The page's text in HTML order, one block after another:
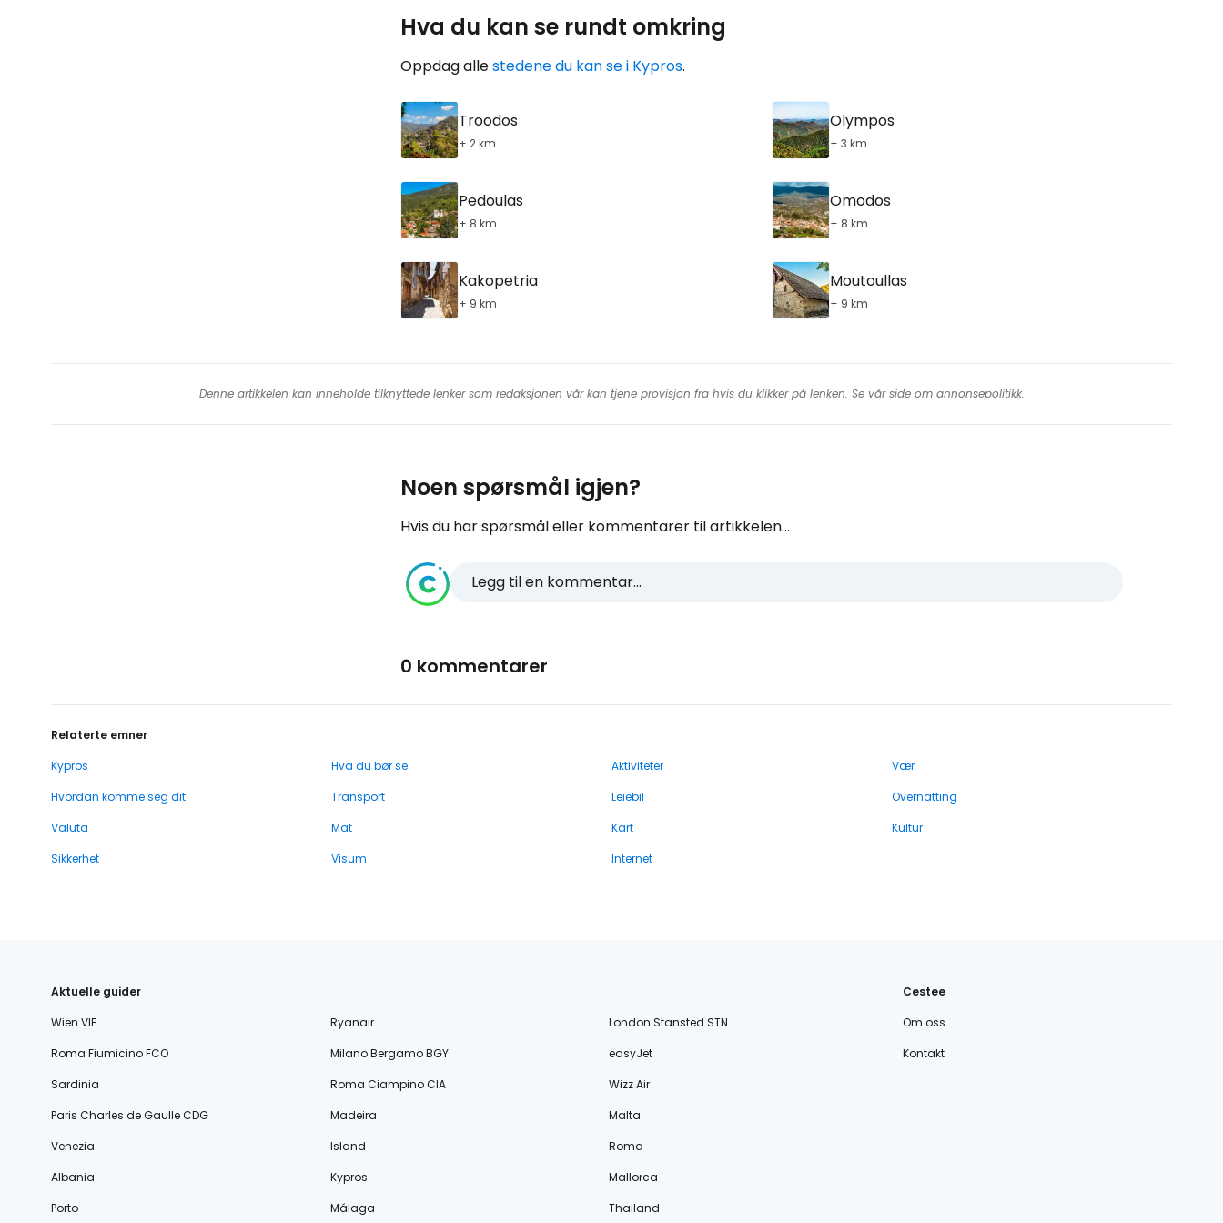
Hva du kan se rundt omkring
Oppdag allestedene du kan se i Kypros.
Troodos
+ 2 km
Olympos
+ 3 km
Pedoulas
+ 8 km
Omodos
+ 8 km
Kakopetria
+ 9 km
Moutoullas
+ 9 km
Denne artikkelen kan inneholde tilknyttede lenker som redaksjonen vår kan tjene provisjon fra hvis du klikker på lenken. Se vår side om annonsepolitikk.
Noen spørsmål igjen?
Hvis du har spørsmål eller kommentarer til artikkelen...
Legg til en kommentar...
0 kommentarer
Relaterte emner
Kypros
Hva du bør se Aktiviteter
Vær
Hvordan komme seg dit
Transport Leiebil
Overnatting
Valuta
Mat Kart
Kultur
Sikkerhet
Visum Internet
Aktuelle guider
Wien VIE
Ryanair
London Stansted STN
Roma Fiumicino FCO
Milano Bergamo BGY
easyJet
Sardinia
Roma Ciampino CIA
Wizz Air
Paris Charles de Gaulle CDG
Madeira
Malta
Venezia
Island
Roma
Albania
Kypros
Mallorca
Porto
Málaga Thailand
Cestee
Om oss
Kontakt